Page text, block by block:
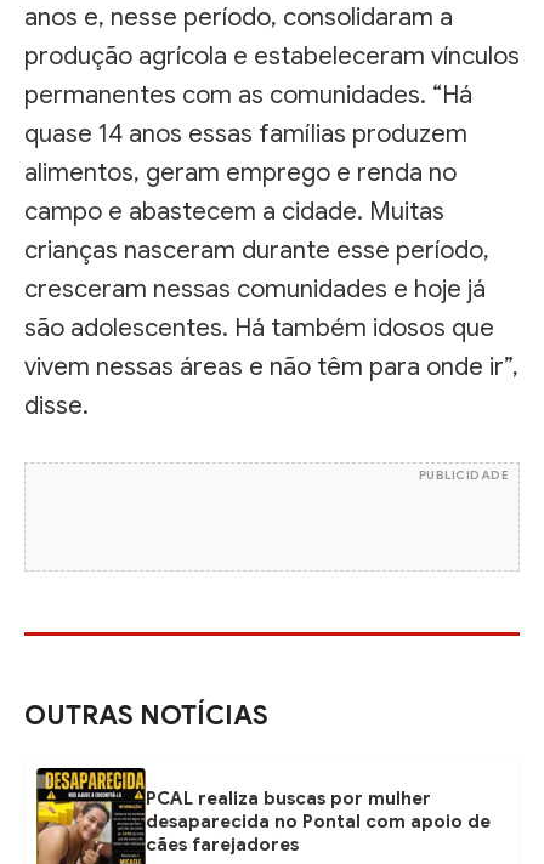
anos e, nesse período, consolidaram a
produção agrícola e estabeleceram vínculos
permanentes com as comunidades. “Há
quase 14 anos essas famílias produzem
alimentos, geram emprego e renda no
campo e abastecem a cidade. Muitas
crianças nasceram durante esse período,
cresceram nessas comunidades e hoje já
são adolescentes. Há também idosos que
vivem nessas áreas e não têm para onde ir”,
disse.
PUBLICIDADE
OUTRAS NOTÍCIAS
PCAL realiza buscas por mulher
desaparecida no Pontal com apoio de
cães farejadores